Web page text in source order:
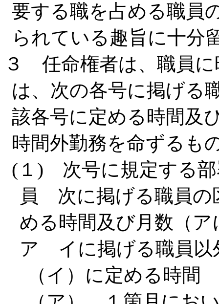
要する職を占める職員
られている趣旨に十分
３ 任命権者は、職員に
は、次の各号に掲げる
該各号に定める時間及
時間外勤務を命ずるも
(１) 次号に規定する部
員 次に掲げる職員の
める時間及び月数（
ア イに掲げる職員
（イ）に定める時間